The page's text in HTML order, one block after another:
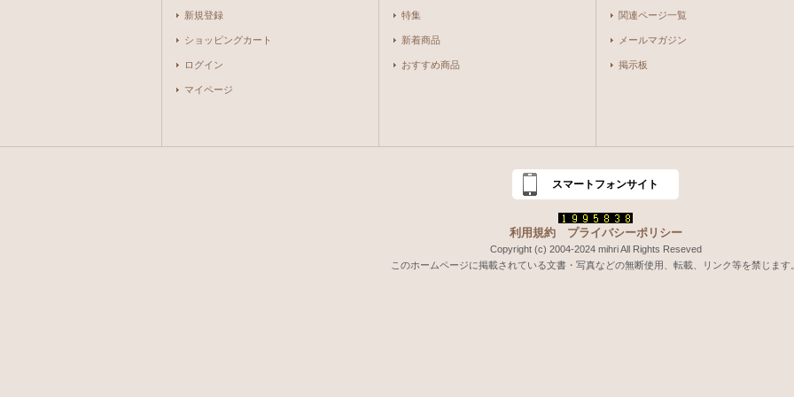
新規登録
ショッピングカート
ログイン
マイページ
特集
新着商品
おすすめ商品
関連ページ一覧
メールマガジン
掲示板
スマートフォンサイト
利用規約 プライバシーポリシー
Copyright (c) 2004-2024 mihri All Rights Reseved
このホームページに掲載されている文書・写真などの無断使用、転載、リンク等を禁じます。